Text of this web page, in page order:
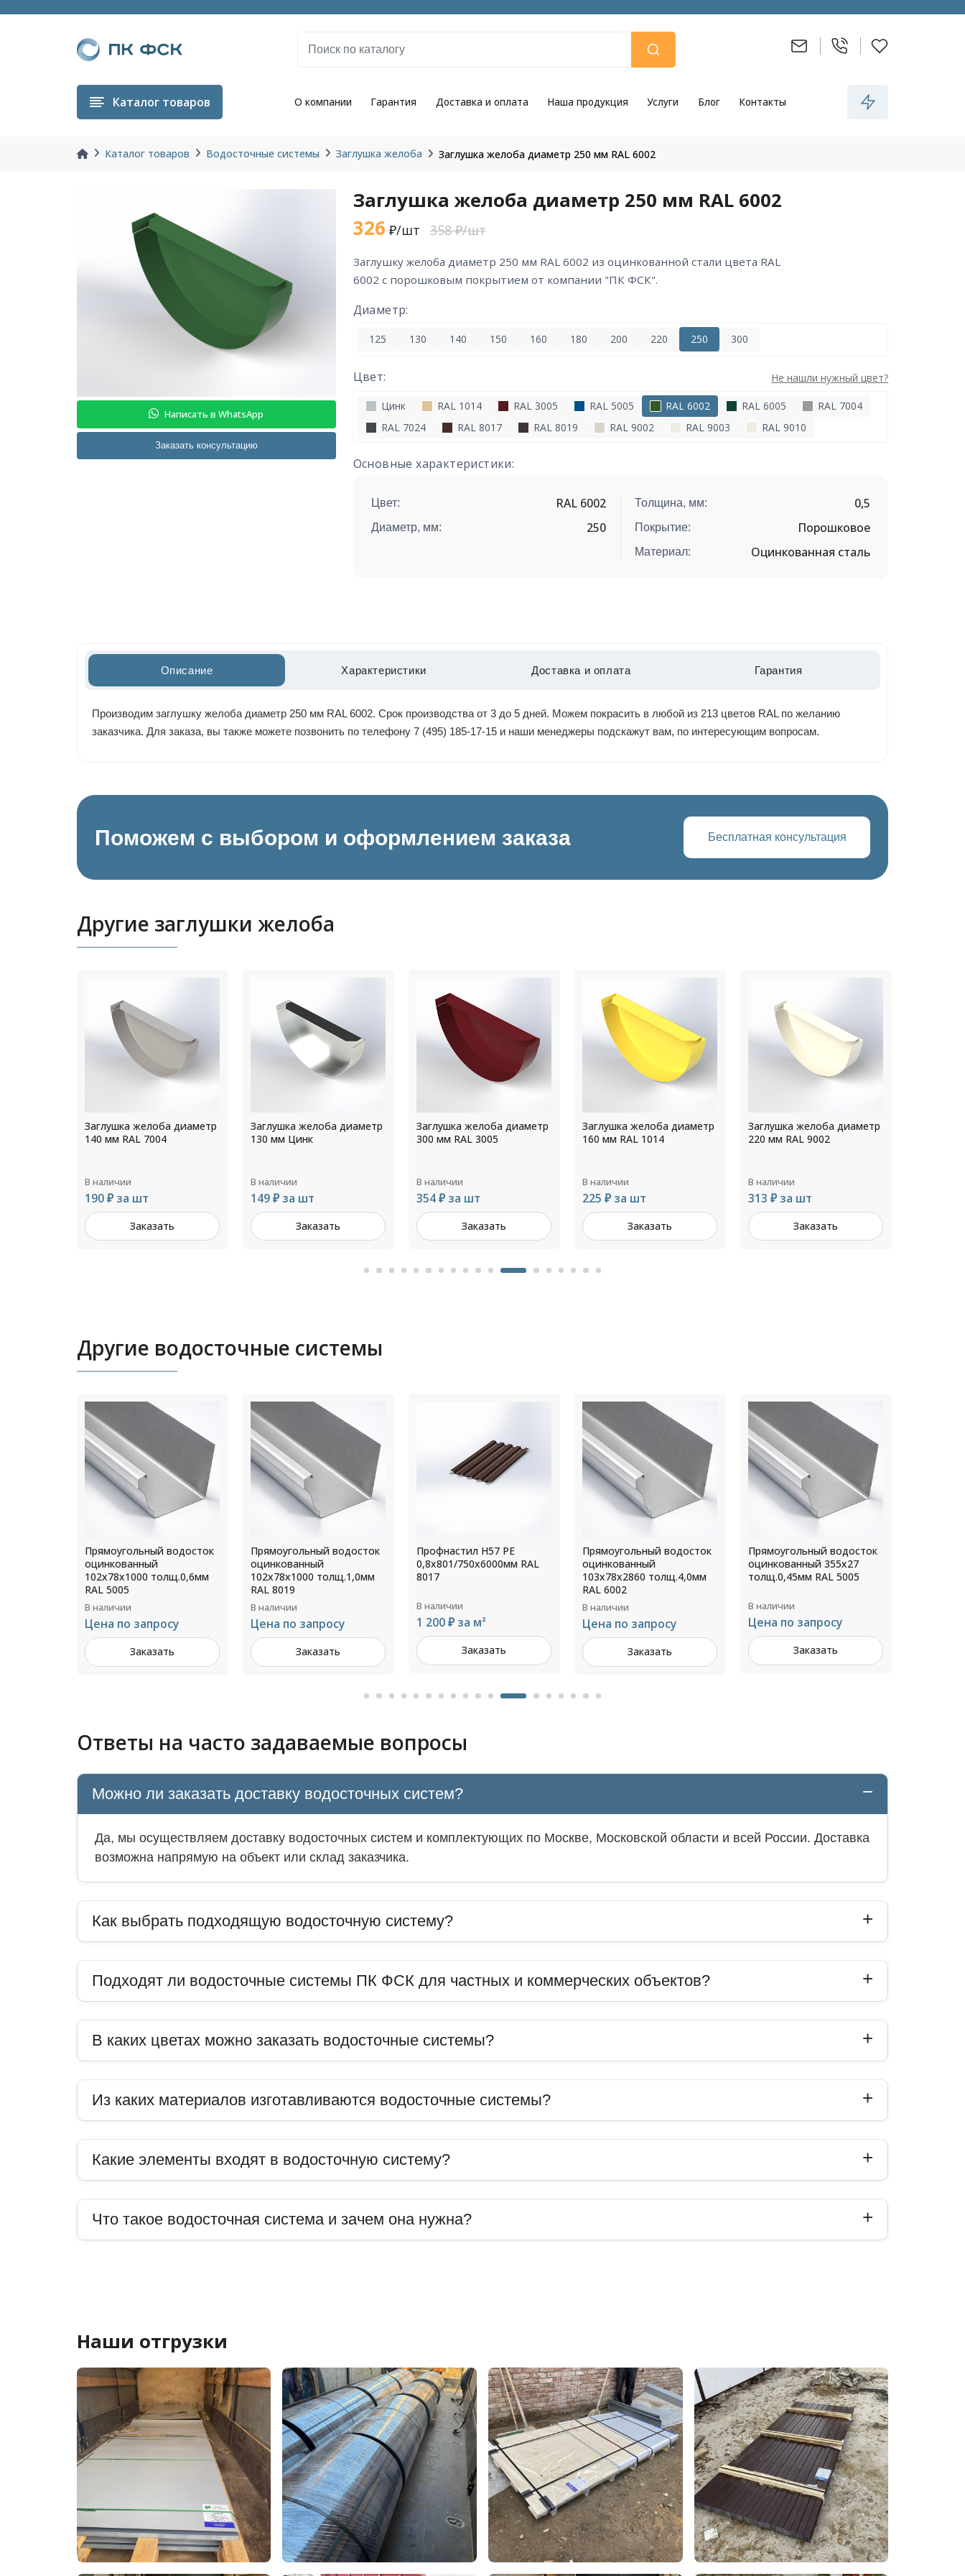
Каталог товаров О компании Гарантия Доставка и оплата Наша продукция Услуги Блог Контакты
Каталог товаров Водосточные системы Заглушка желоба Заглушка желоба диаметр 250 мм RAL 6002
Написать в WhatsApp
Заказать консультацию
Заглушка желоба диаметр 250 мм RAL 6002
326 ₽/шт 358 ₽/шт
заглушку желоба диаметр 250 мм RAL 6002 из оцинкованной стали цвета RAL
6002 с порошковым покрытием от компании "ПК ФСК".
Диаметр:
125 130 140 150 160 180 200 220 250 300
Цвет: Не нашли нужный цвет?
Цинк RAL 1014 RAL 3005 RAL 5005 RAL 6002 RAL 6005
RAL 7004
RAL 7024
RAL 8017 RAL 8019 RAL 9002 RAL 9003 RAL 9010
Основные характеристики:
Цвет: RAL 6002
Диаметр, мм: 250
Толщина, мм: 0,5
Покрытие: Порошковое
Материал: Оцинкованная сталь
Описание Характеристики Доставка и оплата Гарантия
Производим заглушку желоба диаметр 250 мм RAL 6002. Срок производства от 3 до 5 дней. Можем покрасить в любой из 213 цветов RAL по желанию
заказчика. Для заказа, вы также можете позвонить по телефону 7 (495) 185-17-15 и наши менеджеры подскажут вам, по интересующим вопросам.
Поможем с выбором и оформлением заказа Бесплатная консультация
Другие заглушки желоба
Заглушка желоба диаметр
130 мм Цинк
В наличии
149 ₽ за шт
Заказать
Заглушка желоба диаметр
300 мм RAL 3005
В наличии
354 ₽ за шт
Заказать
Заглушка желоба диаметр
160 мм RAL 1014
В наличии
225 ₽ за шт
Заказать
Заглушка желоба диаметр
220 мм RAL 9002
В наличии
313 ₽ за шт
Заказать
Заглушка желоба диаметр
160 мм RAL 6002
В наличии
225 ₽ за шт
Заказать
Другие водосточные системы
Прямоугольный водосток
оцинкованный
102х78х1000 толщ.1,0мм
RAL 8019
В наличии
Цена по запросу
Заказать
Профнастил Н57 РЕ
0,8х801/750х6000мм RAL
8017
В наличии
1 200 ₽ за м²
Заказать
Прямоугольный водосток
оцинкованный
103х78х2860 толщ.4,0мм
В наличии
Цена по запросу
Заказать
Прямоугольный водосток
оцинкованный 355х27
толщ.0,45мм RAL 5005
В наличии
Цена по запросу
Заказать
Крепление желоба
диаметр 130 мм L=350мм
Грунт
В наличии
163 ₽ за шт
Заказать
Ответы на часто задаваемые вопросы
Можно ли заказать доставку водосточных систем?
Да, мы осуществляем доставку водосточных систем и комплектующих по Москве, Московской области и всей России. Доставка
возможна напрямую на объект или склад заказчика.
Как выбрать подходящую водосточную систему?
Подходят ли водосточные системы ПК ФСК для частных и коммерческих объектов?
В каких цветах можно заказать водосточные системы?
Из каких материалов изготавливаются водосточные системы?
Какие элементы входят в водосточную систему?
Что такое водосточная система и зачем она нужна?
Наши отгрузки